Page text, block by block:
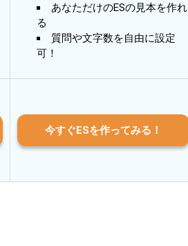
あなただけのESの見本を作れ
る
質問や文字数を自由に設定
可！
今すぐESを作ってみる！